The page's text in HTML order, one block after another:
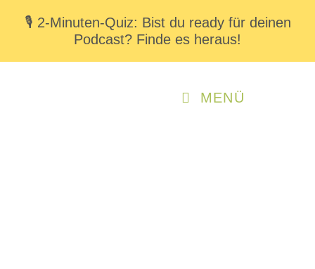
🎙️ 2-Minuten-Quiz: Bist du ready für deinen
Podcast? Finde es heraus!
MENÜ